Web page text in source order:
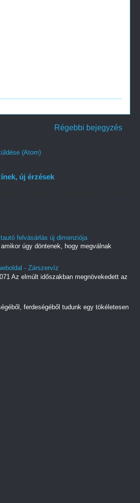
Régebbi bejegyzés
(Atom)
új érzések
felvásárlás új dimenziója
úgy döntenek, hogy megválnak
- Zárszervíz
Az elmúlt időszakban megnövekedett az
ferdeségéből tudunk egy tökéletesen